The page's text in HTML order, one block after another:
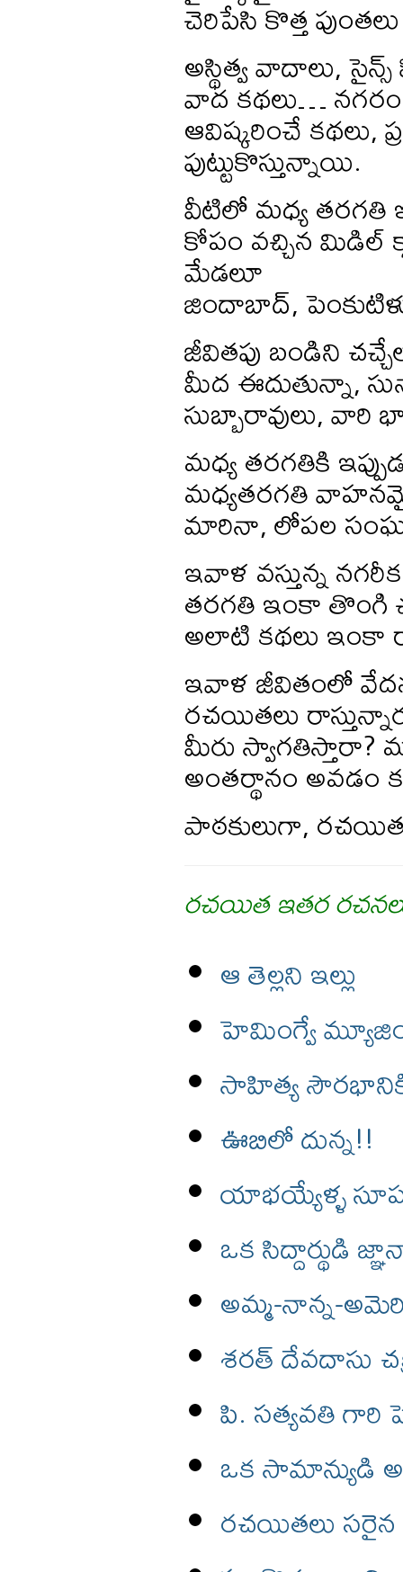
చెరిపేసి కొత్త
అస్థిత్వ వాదాలు,
వాద కథలు… నగరం
ఆవిష్కరించే
పుట్టుకొస్తున్నాయి.
వీటిలో మధ్య తరగతి
కోపం వచ్చిన మిడిల్
మేడలూ
జిందాబాద్,
జీవితపు బండిని
మీద ఈదుతున్నా,
సుబ్బారావులు, వారి
మధ్య తరగతికి
మధ్యతరగతి
మారినా, లోపల
ఇవాళ వస్తున్న
తరగతి ఇంకా తొంగి
అలాటి కథలు
ఇవాళ జీవితంలో
రచయితలు
మీరు స్వాగతిస్తారా?
అంతర్థానం అవడం
పాఠకులుగా,
రచయిత ఇతర
ఆ తెల్లని ఇల్లు
హెమింగ్వే
సాహిత్య
ఊబిలో దున్న!!
యాభయ్యేళ్ళ
ఒక సిద్దార్థుడి
అమ్మ-నాన్న-
శరత్ దేవదాసు
పి. సత్యవతి గారి
ఒక
రచయితలు